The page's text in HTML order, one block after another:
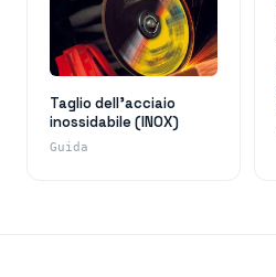
Taglio dell'acciaio
inossidabile (INOX)
Guida